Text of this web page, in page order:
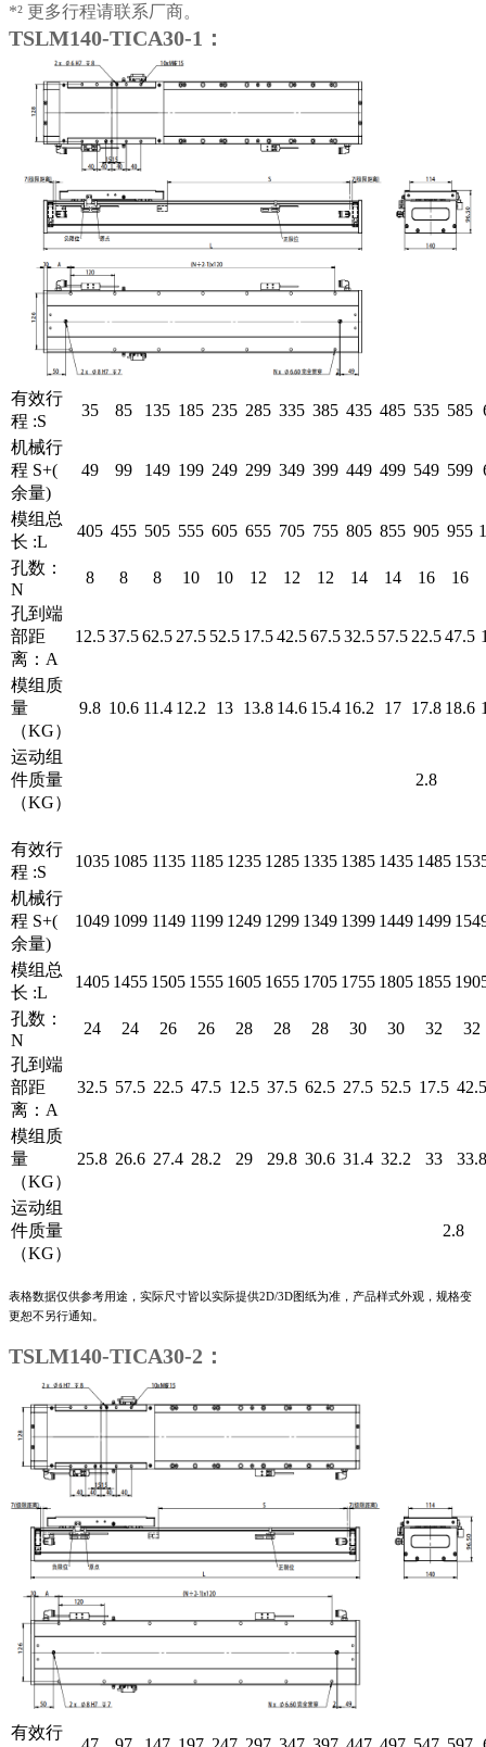
*² 更多行程请联系厂商。
TSLM140-TICA30-1：
有效行
程 :S
35 85 135 185 235 285 335 385 435 485 535 585
机械行
程 S+(
余量)
49 99 149 199 249 299 349 399 449 499 549 599
模组总
长 :L
405 455 505 555 605 655 705 755 805 855 905 955
孔数：
N
8 8 8 10 10 12 12 12 14 14 16
16
孔到端
部距
离：A
12.537.562.5 27.5 52.5 17.542.567.532.5 57.5 22.547.5
模组质
量
（KG）
9.8 10.6 11.4 12.2 13 13.8 14.6 15.4 16.2 17 17.8 18.6
运动组
件质量
（KG）
2.8
有效行
程 :S
1035 1085 1135 1185 1235 1285 1335 1385 1435 1485
机械行
程 S+(
余量)
1049 1099 1149 1199 1249 1299 1349 1399 1449 1499
模组总
长 :L
1405 1455 1505 1555 1605 1655 1705 1755 1805 1855
孔数：
N
24 24 26 26 28 28 28 30 30 32
32
孔到端
部距
离：A
32.5 57.5 22.5 47.5 12.5 37.5 62.5 27.5 52.5 17.5 42.5
模组质
量
（KG）
25.8 26.6 27.4 28.2 29 29.8 30.6 31.4 32.2 33 33.8
运动组
件质量
（KG）
2.8
表格数据仅供参考用途，实际尺寸皆以实际提供2D/3D图纸为准，产品样式外观，规格变
更恕不另行通知。
TSLM140-TICA30-2：
有效行